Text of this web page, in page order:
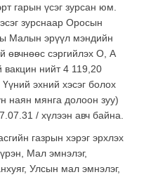
гарын үсэг зурсан юм.
зурснаар Оросын
Малын эрүүл мэндийн
өвчнөөс сэргийлэх О, А
вакцин нийт 4 119,20
эхний хэсэг болох
наян мянга долоон зуу)
/ хүлээн авч байна.
газрын хэрэг эрхлэх
Мал эмнэлэг,
Улсын мал эмнэлэг,